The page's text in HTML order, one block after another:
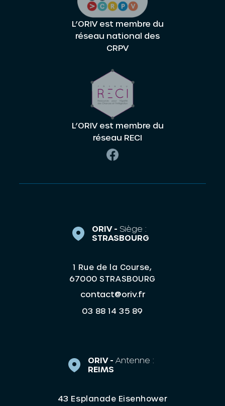
L’ORIV est membre du
réseau national des
CRPV
L’ORIV est membre du
réseau RECI
ORIV - Siège :
STRASBOURG
1 Rue de la Course,
67000 STRASBOURG
contact@oriv.fr
03 88 14 35 89
ORIV - Antenne :
REIMS
43 Esplanade Eisenhower